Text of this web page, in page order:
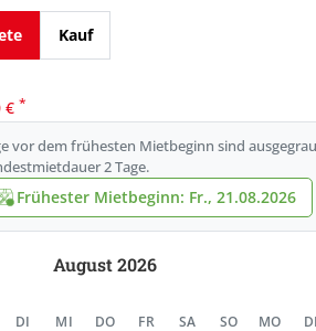
Kauf
€ *
vor dem frühesten Mietbeginn sind
2 Tage.
Frühester Mietbeginn: Fr., 21.08.2026
August 2026
DI MI DO FR SA SO MO DI